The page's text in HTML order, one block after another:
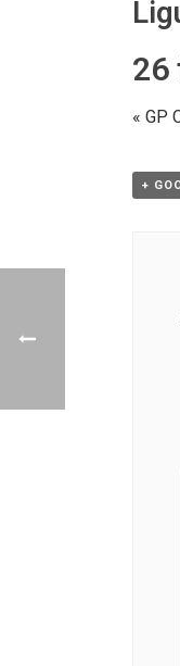
26
« GP
+